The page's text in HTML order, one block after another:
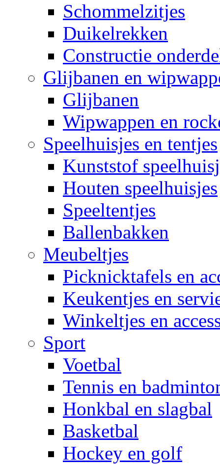
Schommelzitjes
Duikelrekken
Constructie
Glijbanen en
Glijbanen
Wipwappen en
Speelhuisjes en tentjes
Kunststof
Houten speelhuisjes
Speeltentjes
Ballenbakken
Meubeltjes
Picknicktafels en
Keukentjes en
Winkeltjes en
Sport
Voetbal
Tennis en
Honkbal en slagbal
Basketbal
Hockey en golf